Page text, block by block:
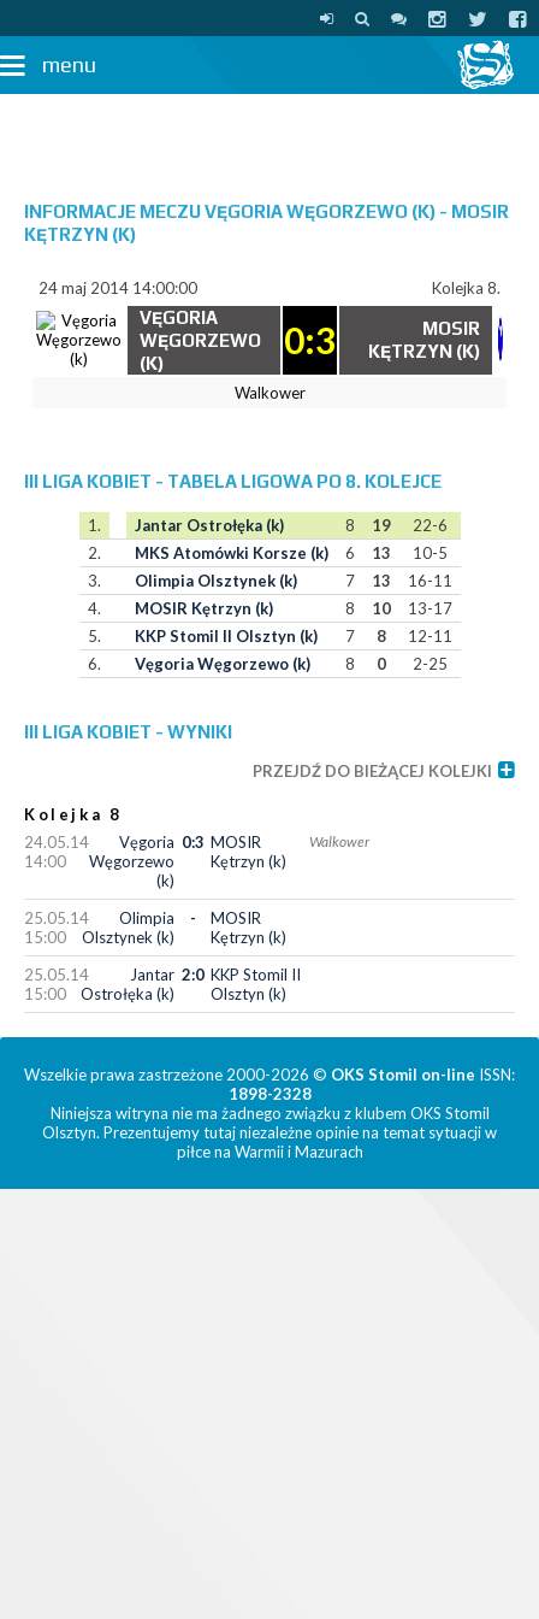
menu
INFORMACJE MECZU VĘGORIA WĘGORZEWO (K) - MOSIR
KĘTRZYN (K)
24 maj 2014 14:00:00 Kolejka 8.
VĘGORIA
WĘGORZEWO
(K)
0:3
MOSIR
KĘTRZYN (K)
Walkower
III LIGA KOBIET - TABELA LIGOWA PO 8. KOLEJCE
1. Jantar Ostrołęka (k) 8 19
22-6
2.
MKS Atomówki Korsze (k) 6 13
10-5
3.
Olimpia Olsztynek (k) 7 13
16-11
4.
MOSIR Kętrzyn (k) 8 10
13-17
5.
KKP Stomil II Olsztyn (k) 7 8
12-11
6.
Vęgoria Węgorzewo (k) 8 0 2-25
III LIGA KOBIET - WYNIKI
PRZEJDŹ DO BIEŻĄCEJ KOLEJKI
Kolejka 8
24.05.14
14:00
Vęgoria
Węgorzewo
(k)
0:3 MOSIR
Kętrzyn (k)
Walkower
25.05.14
15:00
Olimpia
Olsztynek (k)
-
MOSIR
Kętrzyn (k)
25.05.14
15:00
Jantar
Ostrołęka (k)
2:0 KKP Stomil II
Olsztyn (k)
Wszelkie prawa zastrzeżone 2000-2026 © OKS Stomil on-line ISSN:
1898-2328
Niniejsza witryna nie ma żadnego związku z klubem OKS Stomil
Olsztyn. Prezentujemy tutaj niezależne opinie na temat sytuacji w
piłce na Warmii i Mazurach